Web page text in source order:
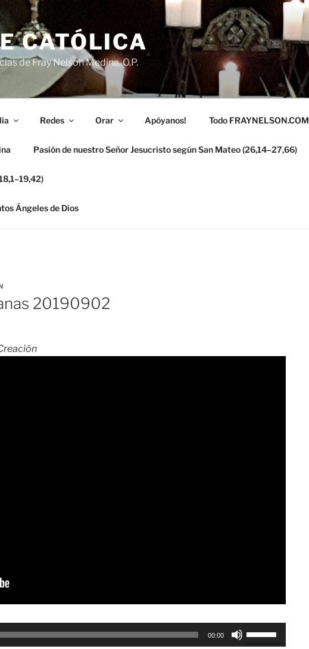
CATÓLICA
de Fray Nelson Medina, O.P.
Redes Orar Apóyanos! Todo FRAYNELSON.COM
Pasión de nuestro Señor Jesucristo según San Mateo (26,14–27,66)
Ángeles de Dios
20190902
00:00